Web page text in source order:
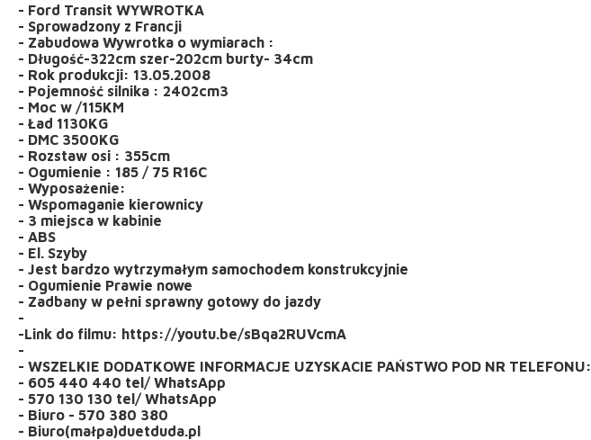
- Ford Transit WYWROTKA
- Sprowadzony z Francji
- Zabudowa Wywrotka o wymiarach :
- Długość-322cm szer-202cm burty- 34cm
- Rok produkcji: 13.05.2008
- Pojemność silnika : 2402cm3
- Moc w /115KM
- Ład 1130KG
- DMC 3500KG
- Rozstaw osi : 355cm
- Ogumienie : 185 / 75 R16C
- Wyposażenie:
- Wspomaganie kierownicy
- 3 miejsca w kabinie
- ABS
- El. Szyby
- Jest bardzo wytrzymałym samochodem konstrukcyjnie
- Ogumienie Prawie nowe
- Zadbany w pełni sprawny gotowy do jazdy
-
-Link do filmu: https://youtu.be/sBqa2RUVcmA
-
- WSZELKIE DODATKOWE INFORMACJE UZYSKACIE PAŃSTWO POD NR TELEFONU:
- 605 440 440 tel/ WhatsApp
- 570 130 130 tel/ WhatsApp
- Biuro - 570 380 380
- Biuro(małpa)duetduda.pl